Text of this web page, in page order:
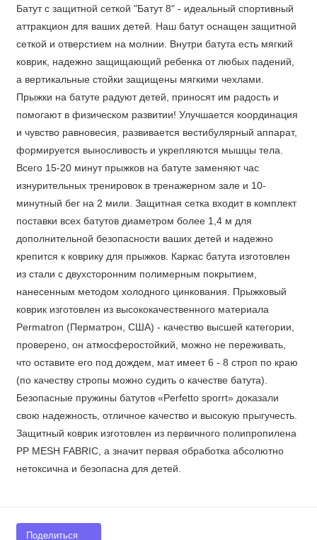
Батут с защитной сеткой "Батут 8" - идеальный спортивный
аттракцион для ваших детей. Наш батут оснащен защитной
сеткой и отверстием на молнии. Внутри батута есть мягкий
коврик, надежно защищающий ребенка от любых падений,
а вертикальные стойки защищены мягкими чехлами.
Прыжки на батуте радуют детей, приносят им радость и
помогают в физическом развитии! Улучшается координация
и чувство равновесия, развивается вестибулярный аппарат,
формируется выносливость и укрепляются мышцы тела.
Всего 15-20 минут прыжков на батуте заменяют час
изнурительных тренировок в тренажерном зале и 10-
минутный бег на 2 мили. Защитная сетка входит в комплект
поставки всех батутов диаметром более 1,4 м для
дополнительной безопасности ваших детей и надежно
крепится к коврику для прыжков. Каркас батута изготовлен
из стали с двухсторонним полимерным покрытием,
нанесенным методом холодного цинкования. Прыжковый
коврик изготовлен из высококачественного материала
Permatron (Перматрон, США) - качество высшей категории,
проверено, он атмосферостойкий, можно не переживать,
что оставите его под дождем, мат имеет 6 - 8 строп по краю
(по качеству стропы можно судить о качестве батута).
Безопасные пружины батутов «Perfetto sporrt» доказали
свою надежность, отличное качество и высокую прыгучесть.
Защитный коврик изготовлен из первичного полипропилена
PP MESH FABRIC, а значит первая обработка абсолютно
нетоксична и безопасна для детей.
Поделиться